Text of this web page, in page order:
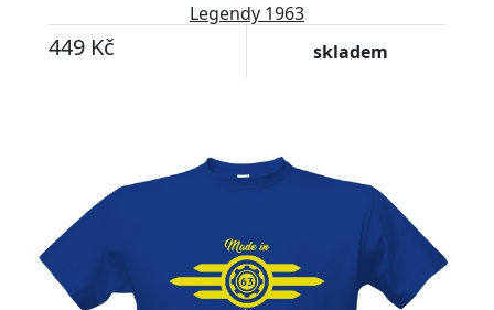
Legendy 1963
449 Kč skladem